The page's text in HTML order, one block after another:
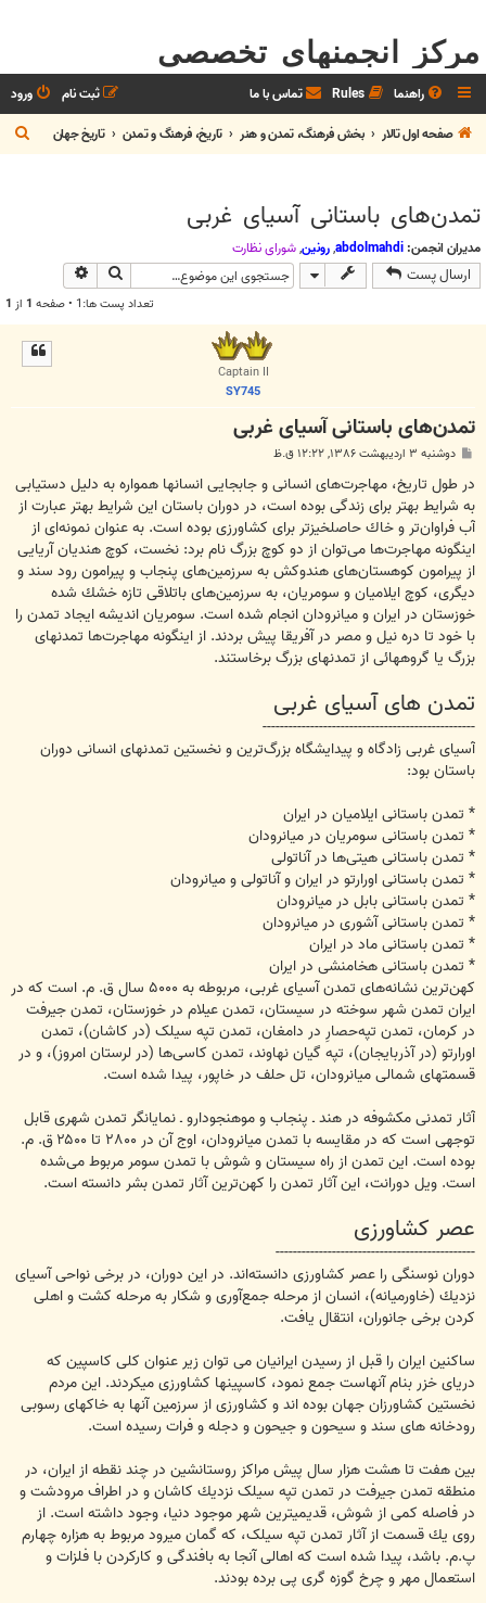
مرکز انجمنهای تخصصی
راهنما Rules تماس با ما ورود
ثبت نام
صفحه اول تالار
بخش فرهنگ، تمدن و هنر تاريخ، فرهنگ و تمدن تاريخ جهان
س
تمدن‌های باستانی آسیای غربی
مدیران انجمن: abdolmahdi
,رونین,شوراي نظارت
ارسال پست جستجو
تعداد پست ها:1 • صفحه 1 از 1
Captain II
SY745
تمدن‌های باستانی آسیای غربی
ت
دوشنبه ۳ اردیبهشت ۱۳۸۶, ۱۲:۲۲ ق.ظ
در طول تاریخ، مهاجرت‌های انسانی و جابجایی ‌انسانها همواره به دلیل دستیابی
به شرایط بهتر برای زندگی بوده است، در دوران باستان این شرایط بهتر عبارت از
آب فراوان‌تر و خاك حاصلخیزتر برای كشاورزی بوده است. به عنوان نمونه‌ای از
اینگونه مهاجرت‌ها می‌توان از دو كوچ بزرگ نام برد: نخست، كوچ هندیان آریایی
از پیرامون كوهستان‌های هندوكش به سرزمین‌های پنجاب و پیرامون رود سند و
دیگری، كوچ ایلامیان و سومریان، به سرزمین‌های باتلاقی تازه خشك شده
خوزستان در ایران و میانرودان انجام شده است. سومریان اندیشه ایجاد تمدن را
با خود تا دره نیل و مصر در آفریقا پیش بردند. از اینگونه مهاجرت‌ها تمدنهای
بزرگ یا گروههائی از تمدنهای بزرگ برخاستند.
تمدن های آسیای غربی
-------------------------------------------------
آسیای غربی زادگاه و پیدایشگاه بزرگ‌ترین و نخستین تمدنهای انسانی دوران
باستان بود:
* تمدن باستانی ایلامیان در ایران
* تمدن باستانی سومریان در میانرودان
* تمدن باستانی هیتی‌ها‌ در آناتولی
* تمدن باستانی اورارتو در ایران و آناتولی و میانرودان
* تمدن باستانی بابل در میانرودان
* تمدن باستانی آشوری در میانرودان
* تمدن باستانی ماد در ایران
* تمدن باستانی هخامنشی در ایران
كهن‌ترین نشانه‌های تمدن آسیای غربی، مربوطه به ۵۰۰۰ سال ق. م. است كه در
ایران تمدن شهر سوخته در سیستان، تمدن عیلام در خوزستان، تمدن جیرفت
در كرمان، تمدن تپه‌حصارِ در دامغان، تمدن تپه سیلک (در کاشان)، تمدن
اورارتو (در آذربایجان)، تپه گیان نهاوند، تمدن کاسی‌ها (در لرستان امروز)، و در
قسمتهای شمالی میانرودان، تل حلف در خاپور، پیدا شده است.
آثار تمدنی مكشوفه در هند ـ پنجاب و موهنجودارو ـ نمایانگر تمدن شهری قابل
توجهی است كه در مقایسه با تمدن میانرودان، اوج آن در ۲۸۰۰ تا ۲۵۰۰ ق. م.
بوده است. این تمدن از راه سیستان و شوش با تمدن سومر مربوط می‌شده
است. ویل دورانت، این آثار تمدن را كهن‌ترین آثار تمدن بشر دانسته است.‌
عصر كشاورزی
----------------------------------------------
دوران نوسنگی را عصر كشاورزی دانسته‌اند. در این دوران، در برخی نواحی آسیای
نزدیك (خاورمیانه)، انسان از مرحله جمع‌آوری و شكار به مرحله كشت و اهلی
كردن برخی جانوران، انتقال یافت.
ساكنین ایران را قبل از رسیدن ایرانیان می توان زیر عنوان كلی كاسپین كه
دریای خزر بنام آنهاست جمع نمود، كاسپینها كشاورزی میكردند. این مردم
نخستین كشاورزان جهان بوده اند و كشاورزی از سرزمین آنها به خاكهای رسوبی
رودخانه های سند و سیحون و جیحون و دجله و فرات رسیده است.
بین هفت تا هشت هزار سال پیش مراكز روستانشین در چند نقطه از ایران، در
منطقه تمدن جیرفت در تمدن تپه سیلک نزدیك كاشان و در اطراف مرودشت و
در فاصله كمی از شوش، قدیمیترین شهر موجود دنیا، وجود داشته است. از
روی یك قسمت از آثار تمدن تپه سیلک، كه گمان میرود مربوط به هزاره چهارم
پ.م. باشد، پیدا شده است كه اهالی آنجا به بافندگی و كاركردن با فلزات و
استعمال مهر و چرخ گوزه گری پی برده بودند.